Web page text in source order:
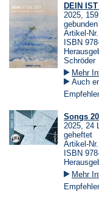
DEIN
2025,
gebunden
Artikel-
ISBN
Schröder
Mehr
Auch
Songs
2025, 24
geheftet
Artikel-
ISBN
Mehr